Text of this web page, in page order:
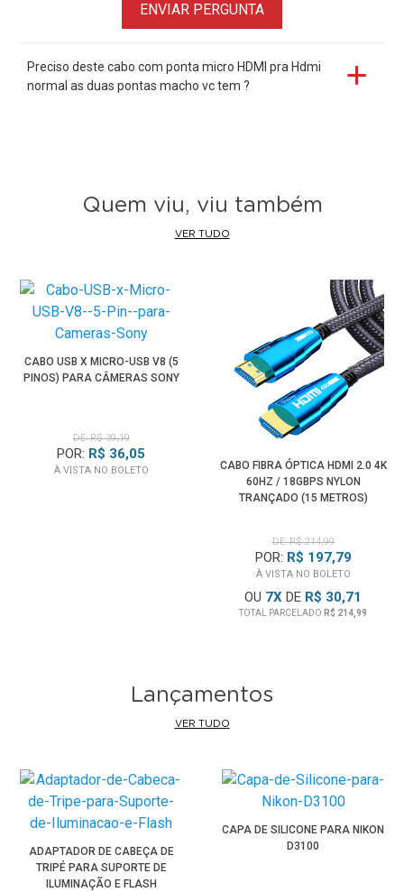
ENVIAR PERGUNTA
Preciso deste cabo com ponta micro HDMI pra Hdmi
normal as duas pontas macho vc tem ?
Quem viu, viu também
VER TUDO
CABO USB X MICRO-USB V8 (5
PINOS) PARA CÂMERAS SONY
DE: R$ 39,19
POR: R$ 36,05
À VISTA NO BOLETO
CABO FIBRA ÓPTICA HDMI 2.0 4K
60HZ / 18GBPS NYLON
TRANÇADO (15 METROS)
DE: R$ 214,99
POR: R$ 197,79
À VISTA NO BOLETO
OU 7X DE R$ 30,71
TOTAL PARCELADO R$ 214,99
Lançamentos
VER TUDO
ADAPTADOR DE CABEÇA DE
TRIPÉ PARA SUPORTE DE
ILUMINAÇÃO E FLASH
CAPA DE SILICONE PARA NIKON
D3100